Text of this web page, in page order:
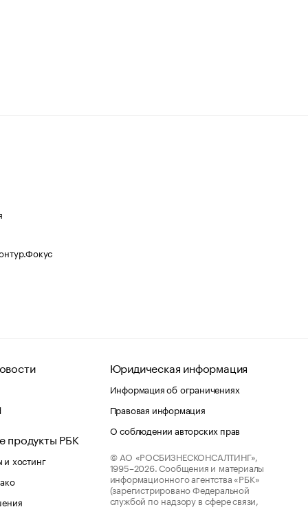
продукты РБК
хостинг
Юридическая информация
Информация об ограничениях
Правовая информация
О соблюдении авторских прав
© АО «РОСБИЗНЕСКОНСАЛТИНГ»,
1995–2026. Сообщения и материалы
информационного агентства «РБК»
(зарегистрировано Федеральной
службой по надзору в сфере связи,